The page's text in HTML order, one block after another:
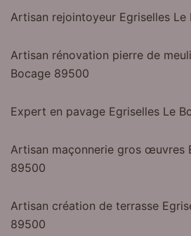
Artisan rejointoyeur Egriselles Le
Artisan rénovation pierre de
Bocage 89500
Expert en pavage Egriselles Le
Artisan maçonnerie gros œuvres
89500
Artisan création de terrasse
89500